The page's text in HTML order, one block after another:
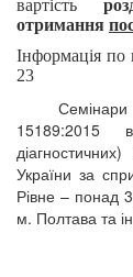
вартість
отримання
Інформація
23
15189:2015
України за
Рівне – понад
м. Полтава та